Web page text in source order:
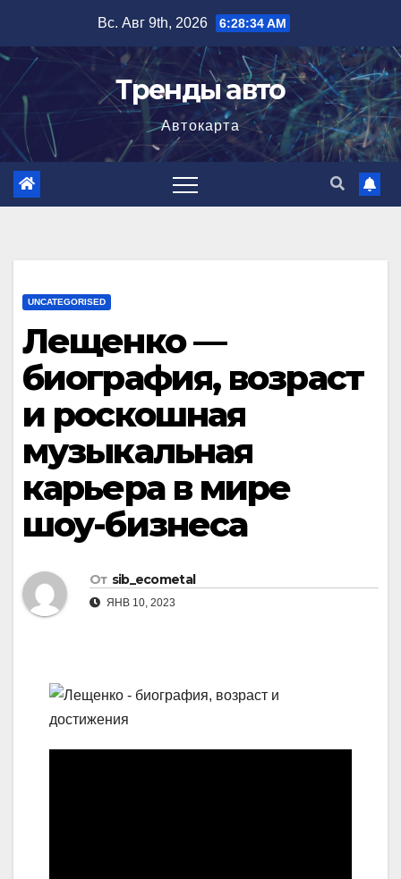
содержимому
Вс. Авг 9th, 2026 6:28:35 AM
Тренды авто
Автокарта
UNCATEGORISED
Лещенко —
биография, возраст
и роскошная
музыкальная
карьера в мире
шоу-бизнеса
От sib_ecometal
ЯНВ 10, 2023